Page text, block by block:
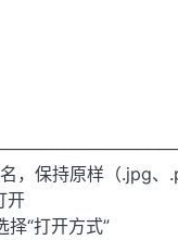
，保持原样（.jpg、
开
“打开方式”